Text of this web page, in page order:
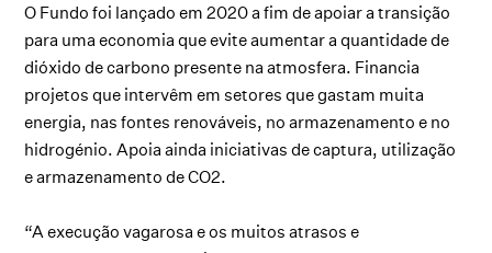
O Fundo foi lançado em 2020 a fim de apoiar a transição
para uma economia que evite aumentar a quantidade de
dióxido de carbono presente na atmosfera. Financia
projetos que intervêm em setores que gastam muita
energia, nas fontes renováveis, no armazenamento e no
hidrogénio. Apoia ainda iniciativas de captura, utilização
e armazenamento de CO2.
“A execução vagarosa e os muitos atrasos e